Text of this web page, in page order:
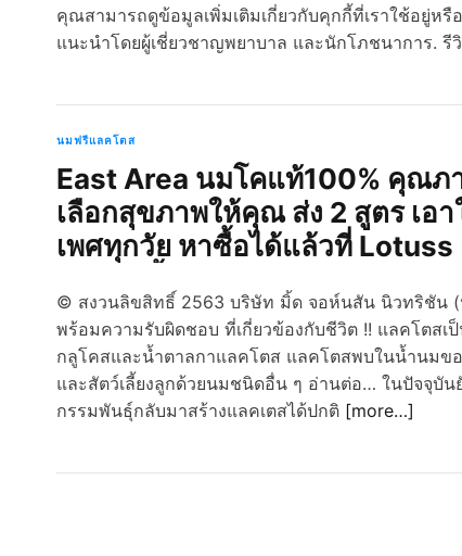
คุณสามารถดูข้อมูลเพิ่มเติมเกี่ยวกับคุกกี้ที่เราใช้อยู่ห
แนะนำโดยผู้เชี่ยวชาญพยาบาล และนักโภชนาการ. รี
นมฟรีแลคโตส
East Area นมโคแท้100% คุณภ
เลือกสุขภาพให้คุณ ส่ง 2 สูตร เอ
เพศทุกวัย หาซื้อได้แล้วที่
© สงวนลิขสิทธิ์ 2563 บริษัท มิ้ด จอห์นสัน นิวทริชัน (
พร้อมความรับผิดชอบ ที่เกี่ยวข้องกับชีวิต !! แลคโตสเ
กลูโคสและน้ำตาลกาแลคโตส แลคโตสพบในน้ำนมข
และสัตว์เลี้ยงลูกด้วยนมชนิดอื่น ๆ อ่านต่อ… ในปัจจุบัน
กรรมพันธุ์กลับมาสร้างแลคเตสได้ปกติ [more…]